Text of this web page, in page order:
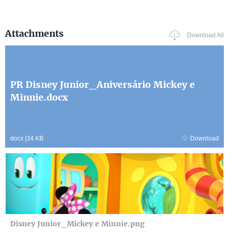
Attachments Download All
PR Disney Junior_Aniversário Mickey e
Minnie.docx
docx |34 KB Download
Disney Junior_Mickey e Minnie.png